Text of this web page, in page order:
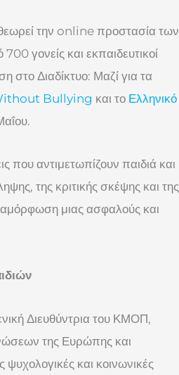
την online προστασία των
γονείς και εκπαιδευτικοί
στο Διαδίκτυο: Μαζί για τα
Bullying και το Ελληνικό
που αντιμετωπίζουν παιδιά και
της κριτικής σκέψης και της
μιας ασφαλούς και
Διευθύντρια του ΚΜΟΠ,
της Ευρώπης και
και κοινωνικές